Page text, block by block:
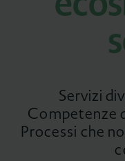
Servizi
Competenze
Processi che